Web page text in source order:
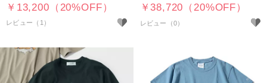
￥13,200（20%OFF）
レビュー（1）
￥38,720（20%OFF）